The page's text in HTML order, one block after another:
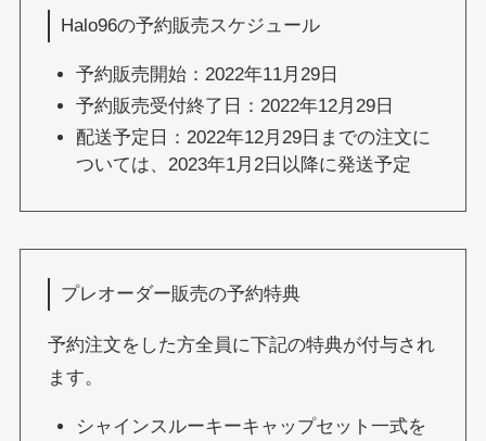
Halo96の予約販売スケジュール
予約販売開始：2022年11月29日
予約販売受付終了日：2022年12月29日
配送予定日：2022年12月29日までの注文に
ついては、2023年1月2日以降に発送予定
プレオーダー販売の予約特典
予約注文をした方全員に下記の特典が付与され
ます。
シャインスルーキーキャップセット一式を